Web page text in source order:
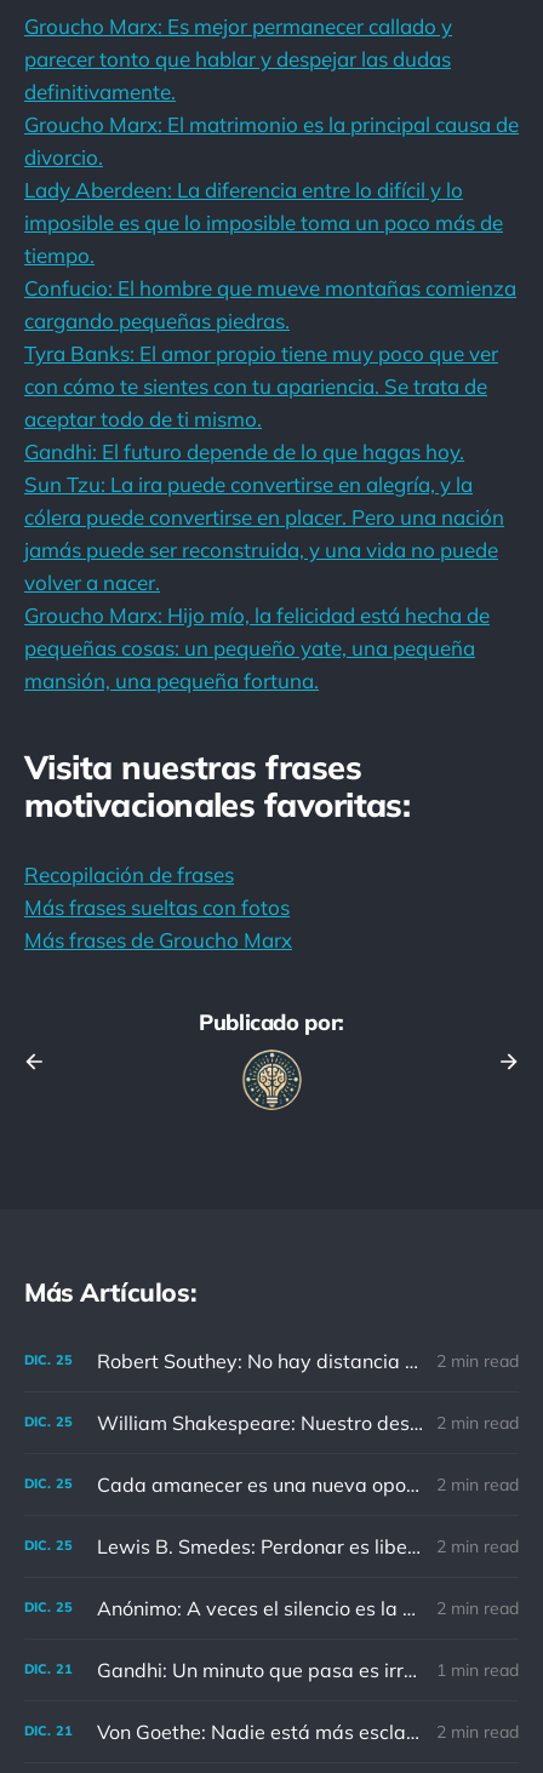
Groucho Marx: Es mejor permanecer callado y
parecer tonto que hablar y despejar las dudas
definitivamente.
Groucho Marx: El matrimonio es la principal causa de
divorcio.
Lady Aberdeen: La diferencia entre lo difícil y lo
imposible es que lo imposible toma un poco más de
tiempo.
Confucio: El hombre que mueve montañas comienza
cargando pequeñas piedras.
Tyra Banks: El amor propio tiene muy poco que ver
con cómo te sientes con tu apariencia. Se trata de
aceptar todo de ti mismo.
Gandhi: El futuro depende de lo que hagas hoy.
Sun Tzu: La ira puede convertirse en alegría, y la
cólera puede convertirse en placer. Pero una nación
jamás puede ser reconstruida, y una vida no puede
volver a nacer.
Groucho Marx: Hijo mío, la felicidad está hecha de
pequeñas cosas: un pequeño yate, una pequeña
mansión, una pequeña fortuna.
Visita nuestras frases
motivacionales favoritas:
Recopilación de frases
Más frases sueltas con fotos
Más frases de Groucho Marx
Publicado por:
Más Artículos:
DIC. 25 Robert Southey: No hay distancia o tiempo que pueda disminuir la amistad de aquellos que están completamente convencidos del valor del otro 2 min read
DIC. 25 William Shakespeare: Nuestro destino está en las estrellas, así que levantemos nuestros ojos al cielo 2 min read
DIC. 25 Cada amanecer es una nueva oportunidad 2 min read
DIC. 25 Lewis B. Smedes: Perdonar es liberar a un prisionero y descubrir que el prisionero eras tú 2 min read
DIC. 25 Anónimo: A veces el silencio es la mejor respuesta 2 min read
DIC. 21 Gandhi: Un minuto que pasa es irrecuperable. Conociendo esto, ¿cómo podemos malgastar tantas horas? 1 min read
DIC. 21 Von Goethe: Nadie está más esclavizado que aquellos que falsamente creen que son libres. 2 min read